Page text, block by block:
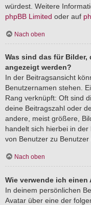
würdest. Weitere
phpBB Limited oder auf
Nach oben
Was sind das für Bilder,
angezeigt werden?
In der Beitragsansicht
Benutzernamen stehen.
Rang verknüpft: Oft sind
deine Beitragszahl oder
andere, meist größere,
handelt sich hierbei in
von Benutzer zu Benutzer
Nach oben
Wie verwende ich einen
In deinem persönlichen
Avatar über eine der